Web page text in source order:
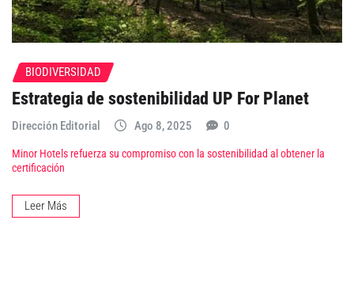
BIODIVERSIDAD
Estrategia de sostenibilidad UP For Planet
Dirección Editorial Ago 8, 2025 0
Minor Hotels refuerza su compromiso con la sostenibilidad al obtener la
certificación
Leer Más